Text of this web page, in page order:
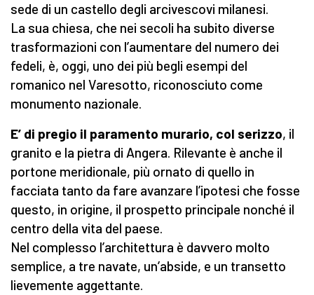
sede di un castello degli arcivescovi milanesi.
La sua chiesa, che nei secoli ha subito diverse
trasformazioni con l’aumentare del numero dei
fedeli, è, oggi, uno dei più begli esempi del
romanico nel Varesotto, riconosciuto come
monumento nazionale.
E’ di pregio il paramento murario, col serizzo, il
granito e la pietra di Angera. Rilevante è anche il
portone meridionale, più ornato di quello in
facciata tanto da fare avanzare l’ipotesi che fosse
questo, in origine, il prospetto principale nonché il
centro della vita del paese.
Nel complesso l’architettura è davvero molto
semplice, a tre navate, un’abside, e un transetto
lievemente aggettante.